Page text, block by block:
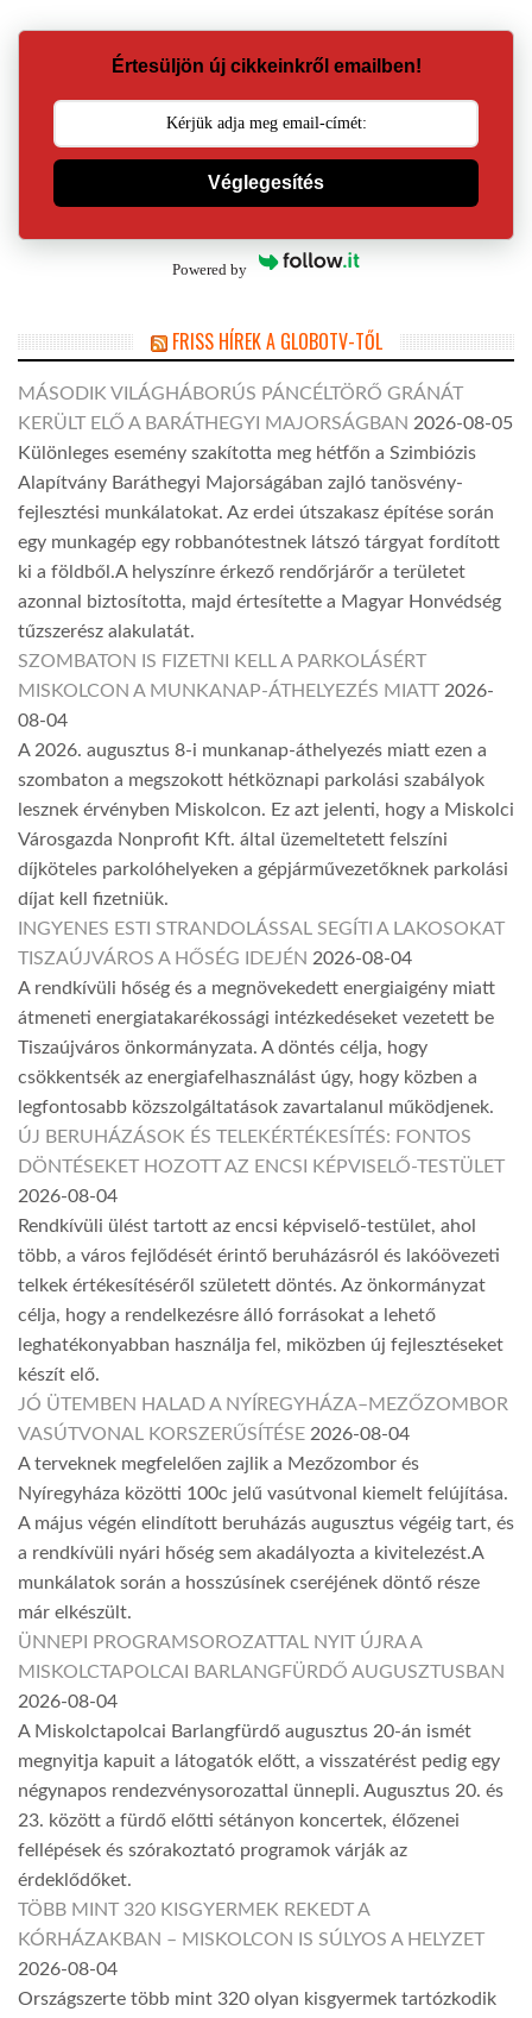
Értesüljön új cikkeinkről emailben!
Véglegesítés
Powered by
FRISS HÍREK A GLOBOTV-TŐL
MÁSODIK VILÁGHÁBORÚS PÁNCÉLTÖRŐ GRÁNÁT
KERÜLT ELŐ A BARÁTHEGYI MAJORSÁGBAN 2026-08-05
Különleges esemény szakította meg hétfőn a Szimbiózis
Alapítvány Baráthegyi Majorságában zajló tanösvény-
fejlesztési munkálatokat. Az erdei útszakasz építése során
egy munkagép egy robbanótestnek látszó tárgyat fordított
ki a földből.A helyszínre érkező rendőrjárőr a területet
azonnal biztosította, majd értesítette a Magyar Honvédség
tűzszerész alakulatát.
SZOMBATON IS FIZETNI KELL A PARKOLÁSÉRT
MISKOLCON A MUNKANAP-ÁTHELYEZÉS MIATT 2026-
08-04
A 2026. augusztus 8-i munkanap-áthelyezés miatt ezen a
szombaton a megszokott hétköznapi parkolási szabályok
lesznek érvényben Miskolcon. Ez azt jelenti, hogy a Miskolci
Városgazda Nonprofit Kft. által üzemeltetett felszíni
díjköteles parkolóhelyeken a gépjárművezetőknek parkolási
díjat kell fizetniük.
INGYENES ESTI STRANDOLÁSSAL SEGÍTI A LAKOSOKAT
TISZAÚJVÁROS A HŐSÉG IDEJÉN 2026-08-04
A rendkívüli hőség és a megnövekedett energiaigény miatt
átmeneti energiatakarékossági intézkedéseket vezetett be
Tiszaújváros önkormányzata. A döntés célja, hogy
csökkentsék az energiafelhasználást úgy, hogy közben a
legfontosabb közszolgáltatások zavartalanul működjenek.
ÚJ BERUHÁZÁSOK ÉS TELEKÉRTÉKESÍTÉS: FONTOS
DÖNTÉSEKET HOZOTT AZ ENCSI KÉPVISELŐ-TESTÜLET
2026-08-04
Rendkívüli ülést tartott az encsi képviselő-testület, ahol
több, a város fejlődését érintő beruházásról és lakóövezeti
telkek értékesítéséről született döntés. Az önkormányzat
célja, hogy a rendelkezésre álló forrásokat a lehető
leghatékonyabban használja fel, miközben új fejlesztéseket
készít elő.
JÓ ÜTEMBEN HALAD A NYÍREGYHÁZA–MEZŐZOMBOR
VASÚTVONAL KORSZERŰSÍTÉSE 2026-08-04
A terveknek megfelelően zajlik a Mezőzombor és
Nyíregyháza közötti 100c jelű vasútvonal kiemelt felújítása.
A május végén elindított beruházás augusztus végéig tart, és
a rendkívüli nyári hőség sem akadályozta a kivitelezést.A
munkálatok során a hosszúsínek cseréjének döntő része
már elkészült.
ÜNNEPI PROGRAMSOROZATTAL NYIT ÚJRA A
MISKOLCTAPOLCAI BARLANGFÜRDŐ AUGUSZTUSBAN
2026-08-04
A Miskolctapolcai Barlangfürdő augusztus 20-án ismét
megnyitja kapuit a látogatók előtt, a visszatérést pedig egy
négynapos rendezvénysorozattal ünnepli. Augusztus 20. és
23. között a fürdő előtti sétányon koncertek, élőzenei
fellépések és szórakoztató programok várják az
érdeklődőket.
TÖBB MINT 320 KISGYERMEK REKEDT A
KÓRHÁZAKBAN – MISKOLCON IS SÚLYOS A HELYZET
2026-08-04
Országszerte több mint 320 olyan kisgyermek tartózkodik